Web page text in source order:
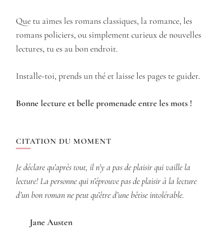
Que tu aimes les romans classiques, la romance, les
romans policiers, ou simplement curieux de nouvelles
lectures, tu es au bon endroit.
Installe-toi, prends un thé et laisse les pages te guider.
Bonne lecture et belle promenade entre les mots !
CITATION DU MOMENT
Je déclare qu’après tout, il n’y a pas de plaisir qui vaille la
lecture! La personne qui n’éprouve pas de plaisir à la lecture
d’un bon roman ne peut qu’être d’une bêtise intolérable.
Jane Austen